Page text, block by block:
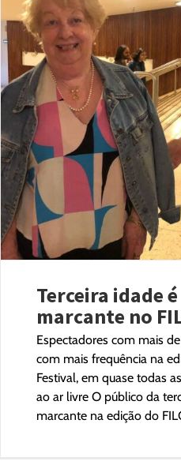
Terceira idade
marcante no
Espectadores com mais
com mais frequência na
Festival, em quase todas
ao ar livre O público da
marcante na edição do